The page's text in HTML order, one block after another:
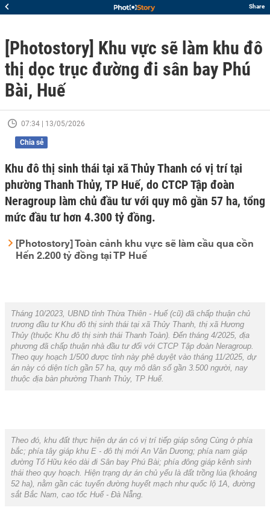
Share
[Photostory] Khu vực sẽ làm khu đô
thị dọc trục đường đi sân bay Phú
Bài, Huế
07:34 | 13/05/2026
Chia sẻ
Khu đô thị sinh thái tại xã Thủy Thanh có vị trí tại
phường Thanh Thủy, TP Huế, do CTCP Tập đoàn
Neragroup làm chủ đầu tư với quy mô gần 57 ha, tổng
mức đầu tư hơn 4.300 tỷ đồng.
[Photostory] Toàn cảnh khu vực sẽ làm cầu qua cồn
Hến 2.200 tỷ đồng tại TP Huế
Tháng 10/2023, UBND tỉnh Thừa Thiên - Huế (cũ) đã chấp thuận chủ
trương đầu tư Khu đô thị sinh thái tại xã Thủy Thanh, thị xã Hương
Thủy (thuộc Khu đô thị sinh thái Thanh Toàn). Đến tháng 4/2025, địa
phương đã chấp thuận nhà đầu tư đối với CTCP Tập đoàn Neragroup.
Theo quy hoạch 1/500 được tỉnh này phê duyệt vào tháng 11/2025, dự
án này có diện tích gần 57 ha, quy mô dân số gần 3.500 người, nay
thuộc địa bàn phường Thanh Thủy, TP Huế.
Theo đó, khu đất thực hiện dự án có vị trí tiếp giáp sông Cùng ở phía
bắc; phía tây giáp khu E - đô thị mới An Vân Dương; phía nam giáp
đường Tố Hữu kéo dài đi Sân bay Phú Bài; phía đông giáp kênh sinh
thái theo quy hoạch. Hiện trạng dự án chủ yếu là đất trồng lúa (khoảng
52 ha), nằm gần các tuyến đường huyết mạch như quốc lộ 1A, đường
sắt Bắc Nam, cao tốc Huế - Đà Nẵng.